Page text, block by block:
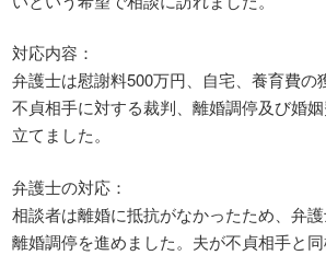
対応内容：
弁護士は慰謝料500万円、自宅、養育費の
不貞相手に対する裁判、離婚調停及び婚
立てました。
弁護士の対応：
相談者は離婚に抵抗がなかったため、弁
離婚調停を進めました。夫が不貞相手と